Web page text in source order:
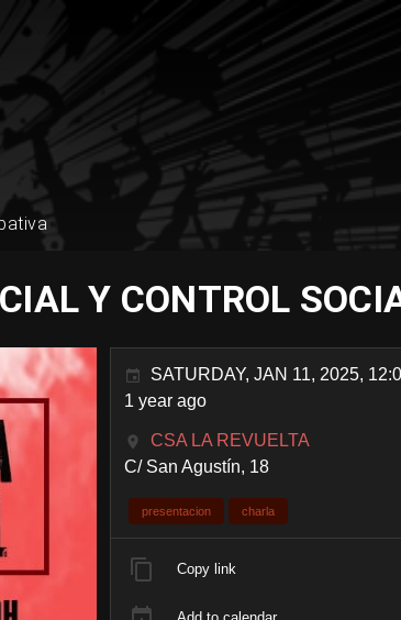
Y CONTROL
SATURDAY, JAN 11, 2025,
1 year ago
CSA LA REVUELTA
C/ San Agustín, 18
presentacion charla
Copy link